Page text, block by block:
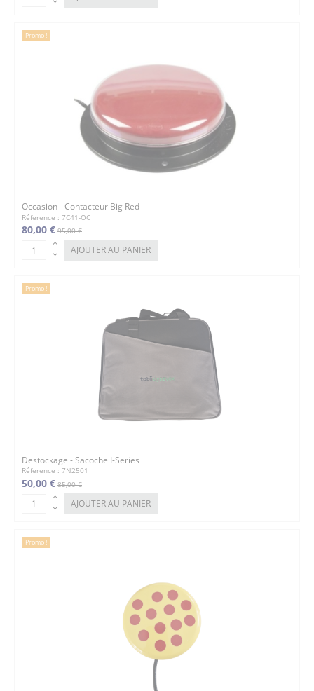
Promo !
Occasion - Contacteur Big Red
Réference : 7C41-OC
80,00 € 95,00 €
AJOUTER AU PANIER
Promo !
Destockage - Sacoche I-Series
Réference : 7N2501
50,00 € 85,00 €
AJOUTER AU PANIER
Promo !